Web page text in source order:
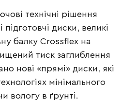
технічні рішення
підготовчі диски, великі
балку Crossflex на
тиск заглиблення
нові «прямі» диски, які
мінімального
вологу в ґрунті.